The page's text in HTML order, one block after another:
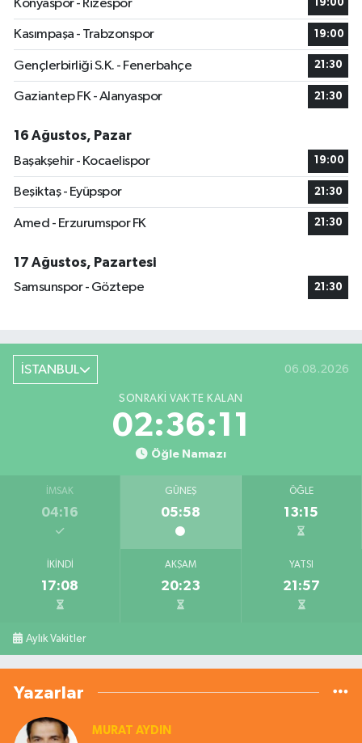
Konyaspor - Rizespor 19:00
Kasımpaşa - Trabzonspor 19:00
Gençlerbirliği S.K. - Fenerbahçe 21:30
Gaziantep FK - Alanyaspor 21:30
16 Ağustos, Pazar
Başakşehir - Kocaelispor
19:00
Beşiktaş - Eyüpspor 21:30
Amed - Erzurumspor FK 21:30
17 Ağustos, Pazartesi
Samsunspor - Göztepe
21:30
İSTANBUL 06.08.2026
SONRAKI VAKTE KALAN
02:36:10
Öğle Namazı
İMSAK
04:16
GÜNEŞ
05:58
ÖĞLE
13:15
İKINDI
17:08
AKŞAM
20:23
YATSI
21:57
Aylık Vakitler
Yazarlar
MURAT AYDIN